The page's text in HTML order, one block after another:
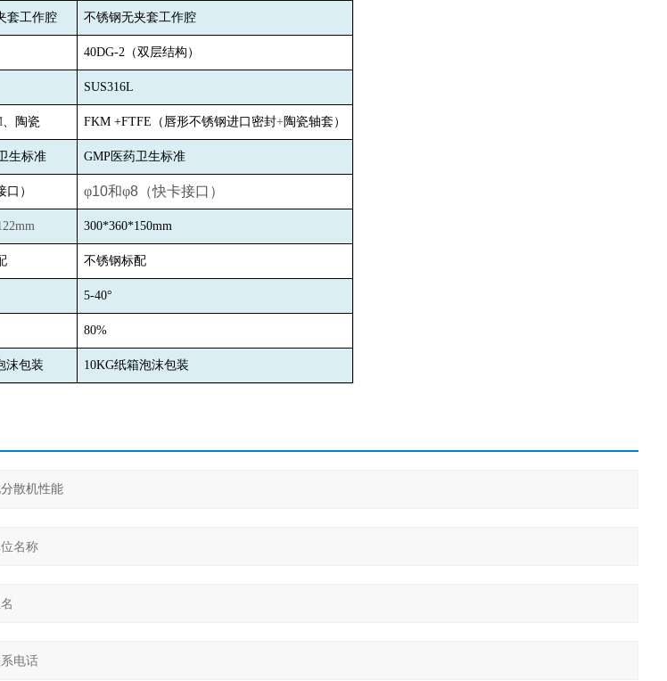
套工作腔 不锈钢无夹套工作腔
40DG-2 （双层结构）
SUS316L
、陶瓷 FKM +FTFE （唇形不锈钢进口密封+陶瓷轴套）
生标准 GMP 医药卫生标准
口） φ10和φ8 （快卡接口）
300*360*150mm
不锈钢标配
5-40°
80%
沫包装 10KG纸箱泡沫包装